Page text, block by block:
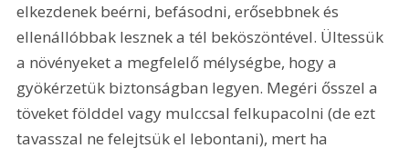
elkezdenek beérni, befásodni, erősebbnek és
ellenállóbbak lesznek a tél beköszöntével. Ültessük
a növényeket a megfelelő mélységbe, hogy a
gyökérzetük biztonságban legyen. Megéri ősszel a
töveket földdel vagy mulccsal felkupacolni (de ezt
tavasszal ne felejtsük el lebontani), mert ha